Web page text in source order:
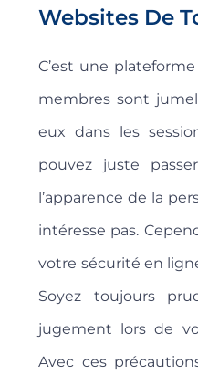
Websites De
C’est une
membres sont
eux dans les
pouvez juste
l’apparence de la
intéresse pas.
votre sécurité en
Soyez toujours
jugement lors de
Avec ces